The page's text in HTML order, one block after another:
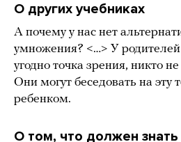
О других учебниках
А почему у нас нет
умножения? <…> У
угодно точка зрения, никто
Они могут беседовать на эту
ребенком.
О том, что должен